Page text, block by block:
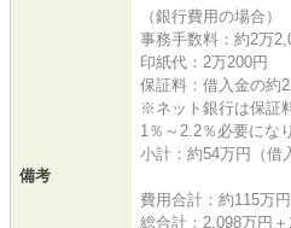
備考
（銀行費用の場合）
事務手数料：約2万
印紙代：2万200円
保証料：借入金の約
※ネット銀行は保証
1％～2.2％必要にな
小計：約54万円（借
費用合計：約115万円
総合計：2,098万円